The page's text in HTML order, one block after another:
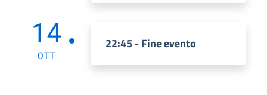
14
OTT
22:45 - Fine evento